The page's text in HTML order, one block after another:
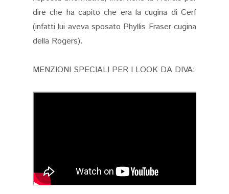
dire che ha capito che era la cugina di Cerf
(infatti lui aveva sposato Phyllis Fraser cugina
della Rogers).
MENZIONI SPECIALI PER I LOOK DA DIVA: